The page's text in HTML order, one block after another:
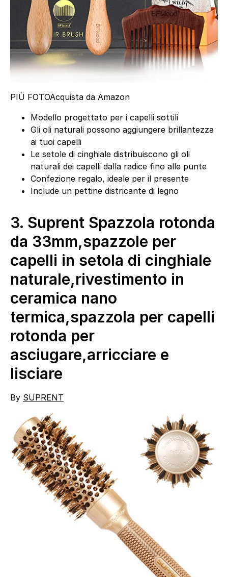
PIÙ FOTOAcquista da Amazon
Modello progettato per i capelli sottili
Gli oli naturali possono aggiungere brillantezza
ai tuoi capelli
Le setole di cinghiale distribuiscono gli oli
naturali dei capelli dalla radice fino alle punte
Confezione regalo, ideale per il presente
Include un pettine districante di legno
3. Suprent Spazzola rotonda
da 33mm,spazzole per
capelli in setola di cinghiale
naturale,rivestimento in
ceramica nano
termica,spazzola per capelli
rotonda per
asciugare,arricciare e
lisciare
By SUPRENT